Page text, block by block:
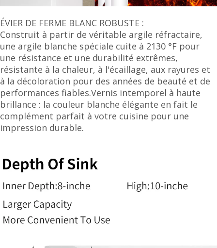
ÉVIER DE FERME BLANC ROBUSTE :
Construit à partir de véritable argile réfractaire,
une argile blanche spéciale cuite à 2130 °F pour
une résistance et une durabilité extrêmes,
résistante à la chaleur, à l'écaillage, aux rayures et
à la décoloration pour des années de beauté et de
performances fiables.Vernis intemporel à haute
brillance : la couleur blanche élégante en fait le
complément parfait à votre cuisine pour une
impression durable.